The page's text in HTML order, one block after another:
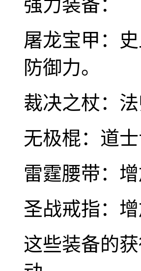
强力装备：
屠龙宝甲：
防御力。
裁决之杖：
无极棍：道
雷霆腰带：
圣战戒指：
这些装备的